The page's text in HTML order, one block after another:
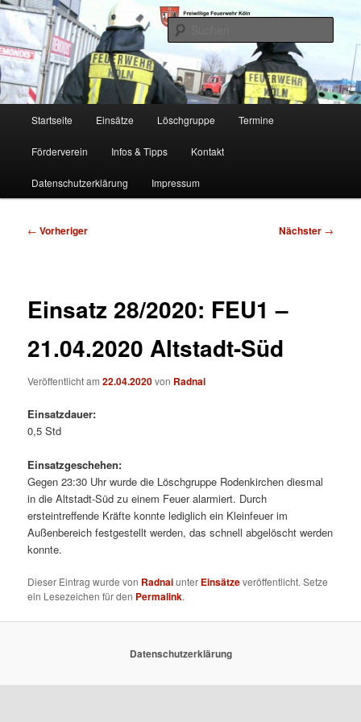
Zum
primären
Inhalt
springenFF Köln, LG RD
Freiwillige Feuerwehr Köln, Löschgruppe Rodenkirchen
Startseite Einsätze Löschgruppe Termine
Förderverein Infos & Tipps Kontakt
Datenschutzerklärung Impressum
Beitragsnavigation
← Vorheriger Nächster →
Einsatz 28/2020: FEU1 –
21.04.2020 Altstadt-Süd
Veröffentlicht am22.04.2020von Radnai
Einsatzdauer:
0,5 Std
Einsatzgeschehen:
Gegen 23:30 Uhr wurde die Löschgruppe Rodenkirchen diesmal
in die Altstadt-Süd zu einem Feuer alarmiert. Durch
ersteintreffende Kräfte konnte lediglich ein Kleinfeuer im
Außenbereich festgestellt werden, das schnell abgelöscht werden
konnte.
Dieser Eintrag wurde von Radnaiunter Einsätzeveröffentlicht. Setze
ein Lesezeichen für den Permalink.
Datenschutzerklärung